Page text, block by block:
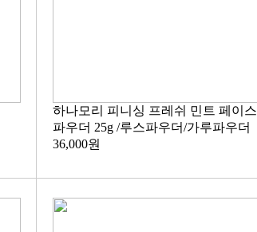
하나모리 피니싱 프레쉬 민트 페이스
파우더 25g /루스파우더/가루파우더
36,000원